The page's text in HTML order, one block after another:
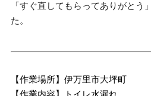
「すぐ直してもらってありがとう
た。
【作業場所】伊万里市大坪町
【作業内容】トイレ水漏れ